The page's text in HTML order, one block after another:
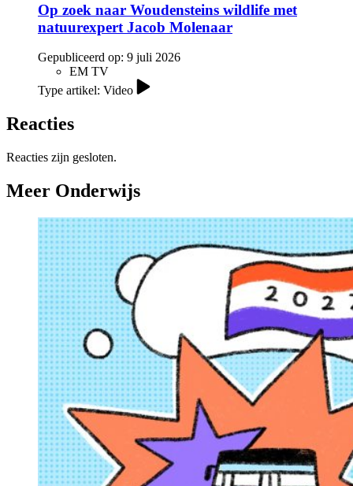
Op zoek naar Woudensteins wildlife met
natuurexpert Jacob Molenaar
Gepubliceerd op: 9 juli 2026
EM TV
Type artikel: Video
Reacties
Reacties zijn gesloten.
Meer Onderwijs